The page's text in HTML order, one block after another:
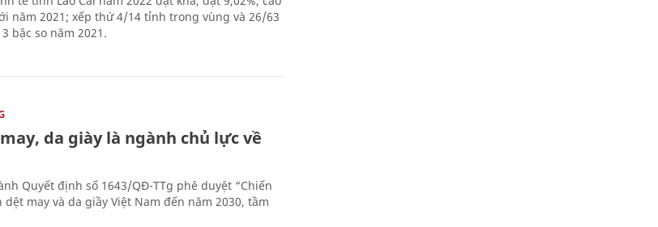
năm 2021; xếp thứ 4/14 tỉnh trong vùng và 26/63
bậc so năm 2021.
da giày là ngành chủ lực về
Quyết định số 1643/QĐ-TTg phê duyệt “Chiến
may và da giầy Việt Nam đến năm 2030, tầm